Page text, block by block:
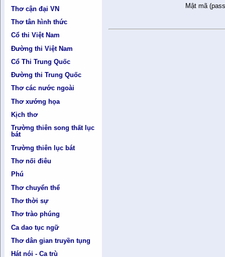
Thơ cận đại VN
Thơ tân hình thức
Cổ thi Việt Nam
Đường thi Việt Nam
Cổ Thi Trung Quốc
Đường thi Trung Quốc
Thơ các nước ngoài
Thơ xướng họa
Kịch thơ
Trường thiên song thất lục
bát
Trường thiên lục bát
Thơ nối điêu
Phú
Thơ chuyển thể
Thơ thời sự
Thơ trào phúng
Ca dao tục ngữ
Thơ dân gian truyền tụng
Hát nói - Ca trù
Mật mã